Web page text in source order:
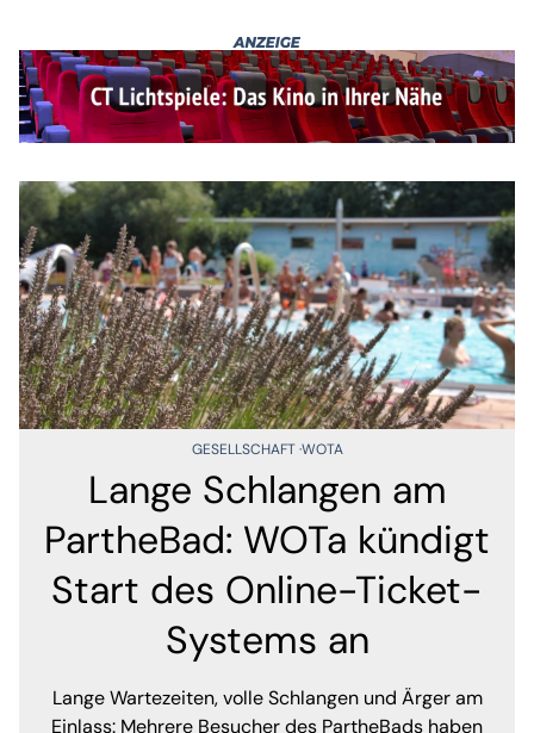
GESELLSCHAFT WOTA
Lange Schlangen am
PartheBad: WOTa kündigt
Start des Online-Ticket-
Systems an
Lange Wartezeiten, volle Schlangen und Ärger am
Einlass: Mehrere Besucher des PartheBads haben